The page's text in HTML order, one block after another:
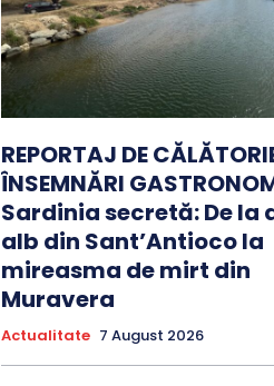
REPORTAJ DE
ÎNSEMNĂRI
Sardinia secretă: De la
alb din Sant’Antioco la
mireasma de mirt din
Muravera
Actualitate 7 August 2026